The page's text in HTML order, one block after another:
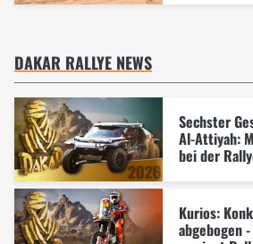
DAKAR RALLYE NEWS
Sechster
Al-Attiyah:
bei der
Kurios:
abgebogen